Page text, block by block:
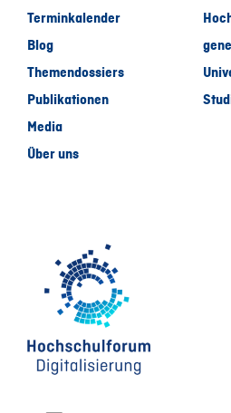
Terminkalender
Blog
Themendossiers
Publikationen
Media
Über uns